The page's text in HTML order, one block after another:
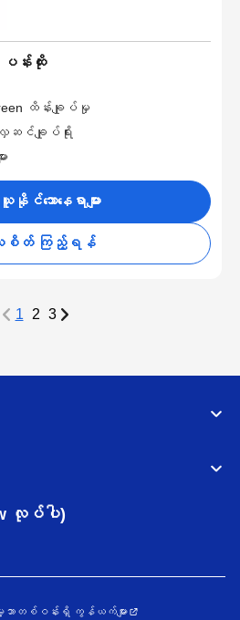
န်းထိုး
ထိန်းချုပ်မှု
ဆင်ချုပ်ရိုး
င်သောနေရာများ
းစိတ် ကြည့်ရန်
1 2 3
လုပ်ပါ)
ဘာတစ်ဝန်းရှိ ကွန်ယက်များ